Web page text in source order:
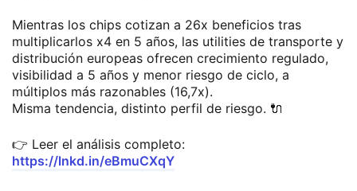
Mientras los chips cotizan a 26x beneficios tras
multiplicarlos x4 en 5 años, las utilities de transporte y
distribución europeas ofrecen crecimiento regulado,
visibilidad a 5 años y menor riesgo de ciclo, a
múltiplos más razonables (16,7x).
Misma tendencia, distinto perfil de riesgo. 🔌
👉 Leer el análisis completo:
https://lnkd.in/eBmuCXqY